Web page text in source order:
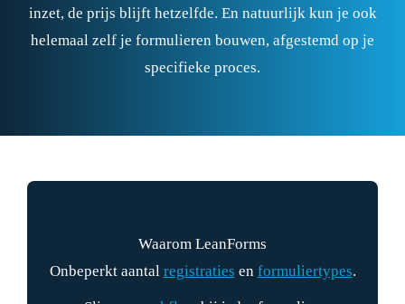
inzet, de prijs blijft hetzelfde. En natuurlijk kun je ook
helemaal zelf je formulieren bouwen, afgestemd op je
specifieke proces.
Waarom LeanForms
Onbeperkt aantal registraties en formuliertypes.